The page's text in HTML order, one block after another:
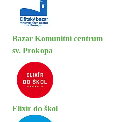
Bazar Komunitní centrum
sv. Prokopa
Elixír do škol